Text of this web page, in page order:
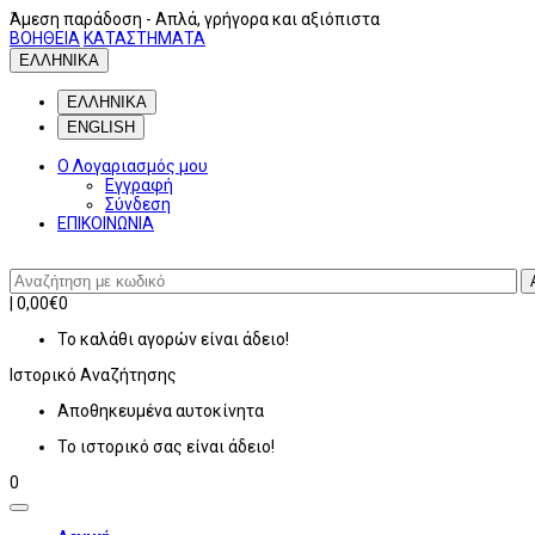
Άμεση παράδοση - Απλά, γρήγορα και αξιόπιστα
ΒΟΗΘΕΙΑ ΚΑΤΑΣΤΗΜΑΤΑ
ΕΛΛΗΝΙΚΑ
ΕΛΛΗΝΙΚΑ
ENGLISH
Ο Λογαριασμός μου
Εγγραφή
Σύνδεση
ΕΠΙΚΟΙΝΩΝΙΑ
0,00€0
Το καλάθι αγορών είναι άδειο!
Ιστορικό Αναζήτησης
Αποθηκευμένα αυτοκίνητα
Το ιστορικό σας είναι άδειο!
0